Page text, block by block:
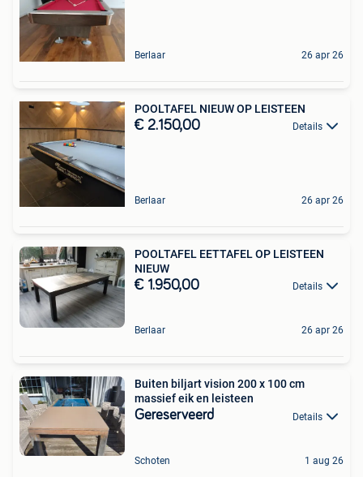
Berlaar 26 apr 26
POOLTAFEL NIEUW OP LEISTEEN
€ 2.150,00 Details
Berlaar 26 apr 26
POOLTAFEL EETTAFEL OP LEISTEEN
NIEUW
€ 1.950,00 Details
Berlaar 26 apr 26
Buiten biljart vision 200 x 100 cm
massief eik en leisteen
Gereserveerd Details
Schoten 1 aug 26